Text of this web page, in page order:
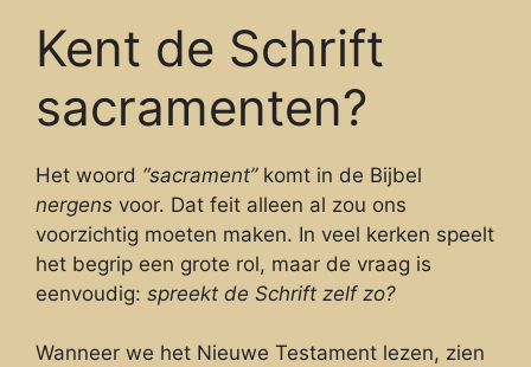
Kent de Schrift
sacramenten?
Het woord “sacrament”komt in de Bijbel
nergens voor. Dat feit alleen al zou ons
voorzichtig moeten maken. In veel kerken speelt
het begrip een grote rol, maar de vraag is
eenvoudig: spreekt de Schrift zelf zo?
Wanneer we het Nieuwe Testament lezen, zien